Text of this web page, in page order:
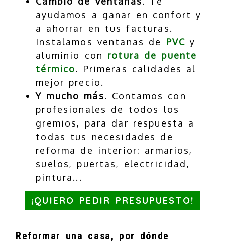
ayudamos a ganar en confort y
a ahorrar en tus facturas.
Instalamos ventanas de PVC y
aluminio con rotura de puente
térmico. Primeras calidades al
mejor precio.
Y mucho más. Contamos con
profesionales de todos los
gremios, para dar respuesta a
todas tus necesidades de
reforma de interior: armarios,
suelos, puertas, electricidad,
pintura...
¡QUIERO PEDIR PRESUPUESTO!
Reformar una casa, por dónde